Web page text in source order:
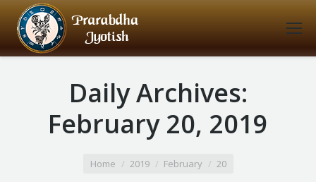
Daily Archives:
February 20, 2019
Home 2019 February 20